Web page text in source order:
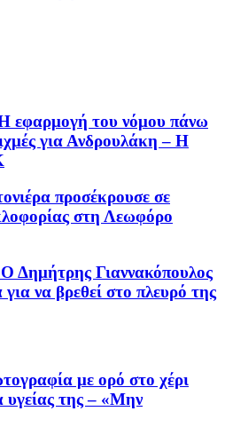
εφαρμογή του νόμου πάνω
για Ανδρουλάκη – Η
προσέκρουσε σε
στη Λεωφόρο
Δημήτρης Γιαννακόπουλος
να βρεθεί στο πλευρό της
με ορό στο χέρι
υγείας της – «Μην